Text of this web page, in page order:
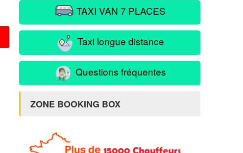
TAXI VAN 7 PLACES
Taxi longue distance
Questions fréquentes
ZONE BOOKING BOX